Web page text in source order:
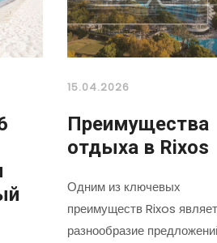
15.04.2026
Преимущества
отдыха в Rixos
Одним из ключевых
преимуществ Rixos
разнообразие